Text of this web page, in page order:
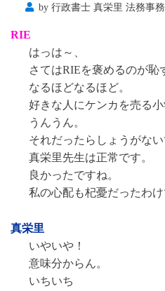
by 行政書士 真栄里 法務事
RIE
はっは～、
さてはRIEを褒めるのが恥
なるほどなるほど。
好きな人にケンカを売る小
うんうん。
それだったらしょうがない
真栄里先生は正常です。
良かったですね。
私の心配も杞憂だったわけ
真栄里
いやいや！
意味分からん。
いちいち